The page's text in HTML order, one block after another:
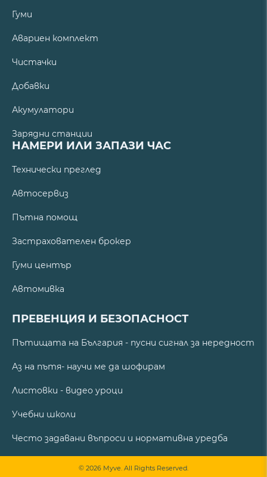
Гуми
Авариен комплект
Чистачки
Добавки
Акумулатори
Зарядни станции
НАМЕРИ ИЛИ ЗАПАЗИ ЧАС
Технически преглед
Автосервиз
Пътна помощ
Застрахователен брокер
Гуми център
Автомивка
ПРЕВЕНЦИЯ И БЕЗОПАСНОСТ
Пътищата на България - пусни сигнал за нередност
Аз на пътя- научи ме да шофирам
Листовки - видео уроци
Учебни школи
Често задавани въпроси и нормативна уредба
© 2026 Myve. All Rights Reserved.